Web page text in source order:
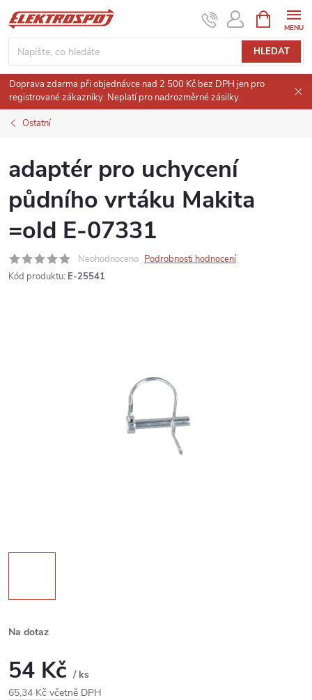
Přejít
na
obsah
HLEDAT
NÁKUPNÍ
KOŠÍK
Doprava zdarma při objednávce nad 2 500 Kč bez DPH jen pro
registrované zákazníky. Neplatí pro nadrozměrné zásilky.
Ostatní
adaptér pro uchycení
půdního vrtáku Makita
=old E-07331
Neohodnoceno Podrobnosti hodnocení
Kód produktu: E-25541
Na dotaz
54 Kč / ks
65,34 Kč včetně DPH